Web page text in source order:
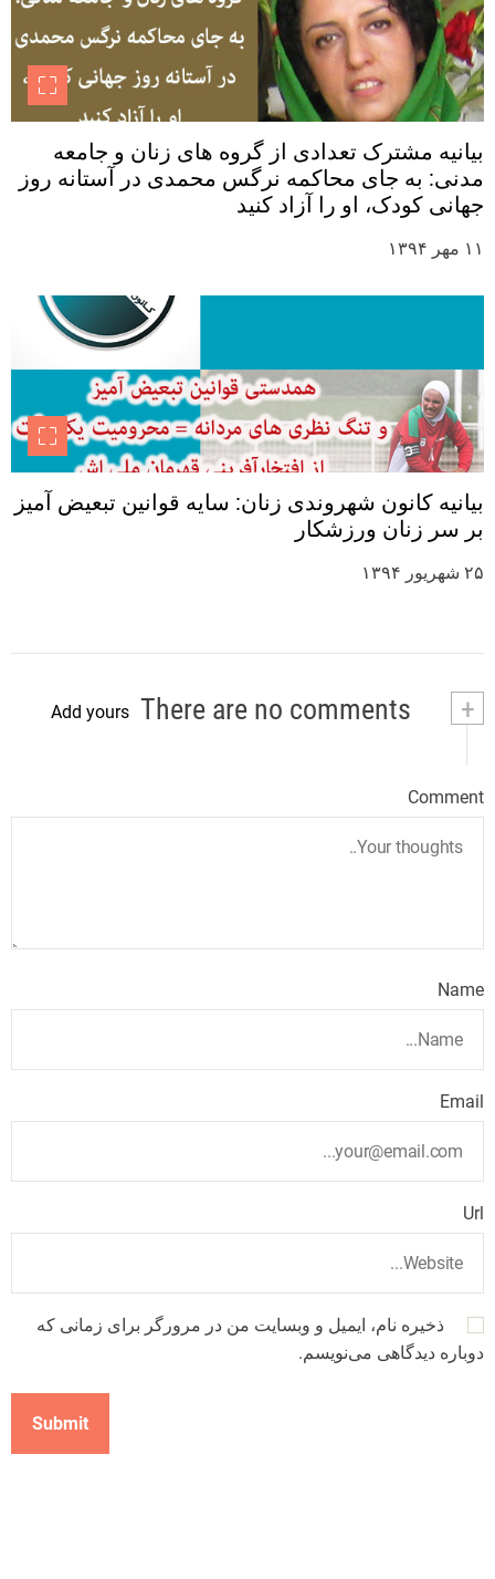
بیانیه مشترک تعدادی از گروه های زنان و جامعه
مدنی: به جای محاکمه نرگس محمدی در آستانه روز
جهانی کودک، او را آزاد کنید
۱۱ مهر ۱۳۹۴
بیانیه کانون شهروندی زنان: سایه قوانین تبعیض آمیز
بر سر زنان ورزشکار
۲۵ شهریور ۱۳۹۴
+
Add yours
Comment
Name
Email
Url
ذخیره نام، ایمیل و وبسایت من در مرورگر برای زمانی که
دوباره دیدگاهی می‌نویسم.